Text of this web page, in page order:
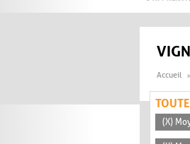
Accueil
(X)